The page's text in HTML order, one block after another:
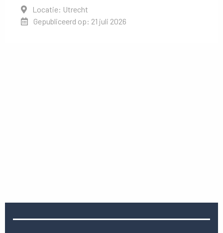
Locatie: Utrecht
Gepubliceerd op: 21 juli 2026